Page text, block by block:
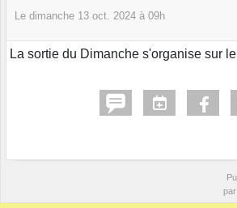
Le dimanche 13 oct. 2024 à 09h
La sortie du Dimanche s'organise sur
par